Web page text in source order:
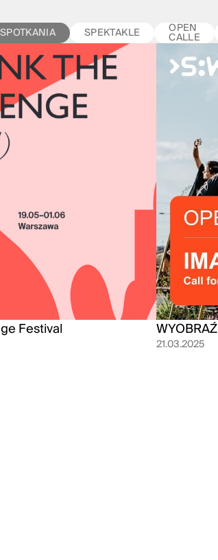
SPOTKANIA SPEKTAKLE OPEN
CALLE
Festival
21.03.2025